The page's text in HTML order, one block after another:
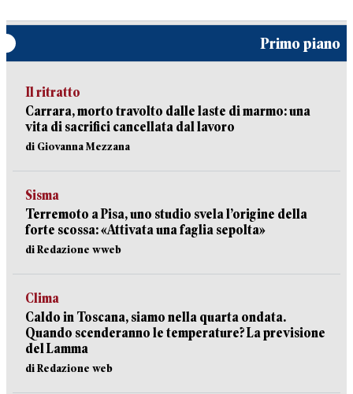
Primo piano
Il ritratto
Carrara, morto travolto dalle laste di marmo: una
vita di sacrifici cancellata dal lavoro
di Giovanna Mezzana
Sisma
Terremoto a Pisa, uno studio svela l’origine della
forte scossa: «Attivata una faglia sepolta»
di Redazione wweb
Clima
Caldo in Toscana, siamo nella quarta ondata.
Quando scenderanno le temperature? La previsione
del Lamma
di Redazione web